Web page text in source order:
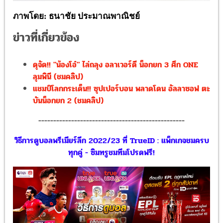
ภาพโดย: ธนาชัย ประมาณพาณิชย์
ข่าวที่เกี่ยวข้อง
ดุจัด!! "น้องโอ๋" ไล่ถลุง อลาเวอร์ดี น็อกยก 3 ศึก ONE
ลุมพินี (ชมคลิป)
แชมป์โลกกระเด็น!! ซุปเปอร์บอน พลาดโดน อัลลาซอฟ ตะ
บันน็อกยก 2 (ชมคลิป)
-------------------------------------------------
วิธีการดูบอลพรีเมียร์ลีก 2022/23 ที่ TrueID : แพ็กเกจชมครบ
ทุกคู่ - ซิมทรูชมทีมโปรดฟรี!